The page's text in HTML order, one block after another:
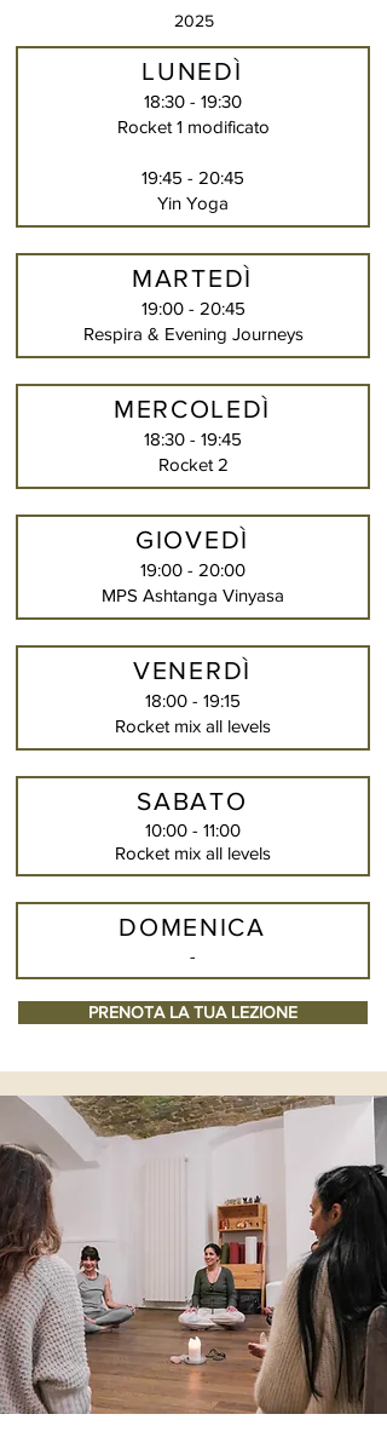
2025
LUNEDÌ
18:30 - 19:30
Rocket 1 modificato
19:45 - 20:45
Yin Yoga
MARTEDÌ
19:00 - 20:45
Respira & Evening Journeys
MERCOLEDÌ
18:30 - 19:45
Rocket 2
GIOVEDÌ
19:00 - 20:00
MPS Ashtanga Vinyasa
VENERDÌ
18:00 - 19:15
Rocket mix all levels
SABATO
10:00 - 11:00
Rocket mix all levels
DOMENICA
-
PRENOTA LA TUA LEZIONE